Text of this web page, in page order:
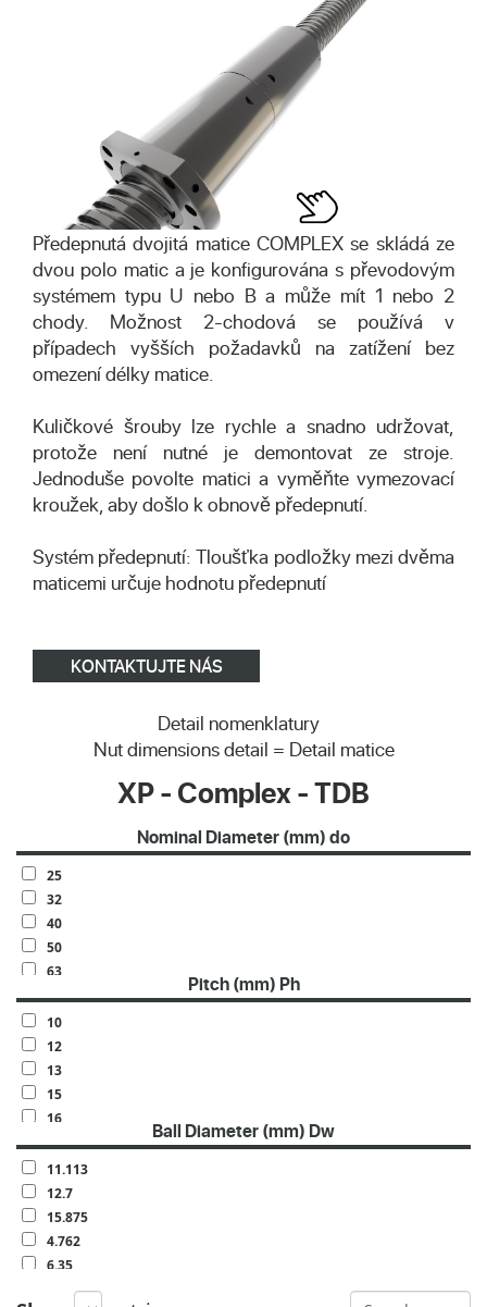
Předepnutá dvojitá matice COMPLEX se skládá ze
dvou polo matic a je konfigurována s převodovým
systémem typu U nebo B a může mít 1 nebo 2
chody. Možnost 2-chodová se používá v
případech vyšších požadavků na zatížení bez
omezení délky matice.
Kuličkové šrouby lze rychle a snadno udržovat,
protože není nutné je demontovat ze stroje.
Jednoduše povolte matici a vyměňte vymezovací
kroužek, aby došlo k obnově předepnutí.
Systém předepnutí: Tloušťka podložky mezi dvěma
maticemi určuje hodnotu předepnutí
KONTAKTUJTE NÁS
Detail nomenklatury
Nut dimensions detail = Detail matice
XP - Complex - TDB
Nominal Diameter (mm) do
25
32
40
50
63
70
80
100
120
140
160
Pitch (mm) Ph
10
12
13
15
16
20
25
30
32
40
50
Ball Diameter (mm) Dw
11.113
12.7
15.875
4.762
6.35
7.144